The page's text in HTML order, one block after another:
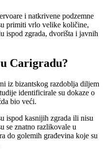
i natkrivene podzemne
primiti vrlo velike količine,
ispod zgrada, dvorišta i javnih
Carigradu?
iz bizantskog razdoblja diljem
identificirale su dokaze o
bio veći.
ispod kasnijih zgrada ili nisu
se znatno razlikovale u
do golemih građevina koje su